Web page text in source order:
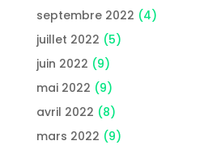
septembre 2022 (4)
juillet 2022 (5)
juin 2022 (9)
mai 2022 (9)
avril 2022 (8)
mars 2022 (9)